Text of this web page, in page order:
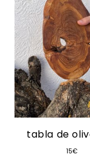
tabla de
15€